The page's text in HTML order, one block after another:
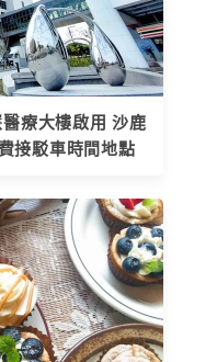
療大樓啟用 沙鹿
接駁車時間地點